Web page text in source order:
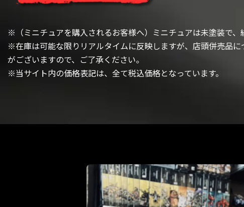
※（ミニチュアを購入されるお客様へ）ミニチュアは未塗装で、
※在庫は可能な限りリアルタイムに反映しますが、店頭併売品
がございますので、ご了承ください。
※当サイト内の価格表記は、全て税込価格となっています。